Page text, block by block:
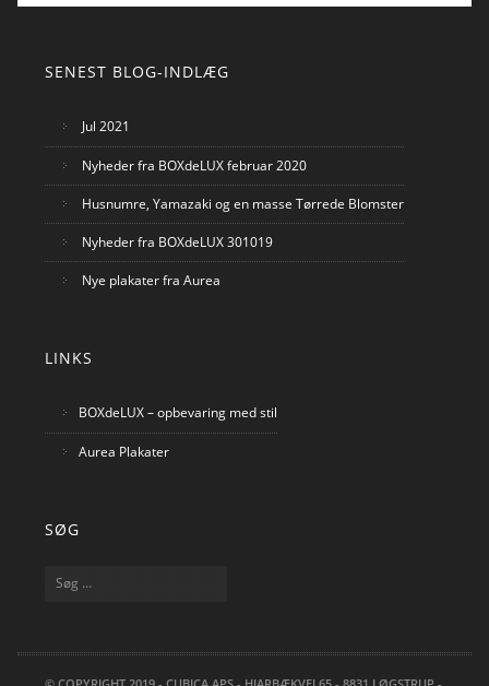
SENEST BLOG-INDLÆG
Jul 2021
Nyheder fra BOXdeLUX februar 2020
Husnumre, Yamazaki og en masse Tørrede Blomster
Nyheder fra BOXdeLUX 301019
Nye plakater fra Aurea
LINKS
BOXdeLUX – opbevaring med stil
Aurea Plakater
SØG
Søg
efter: